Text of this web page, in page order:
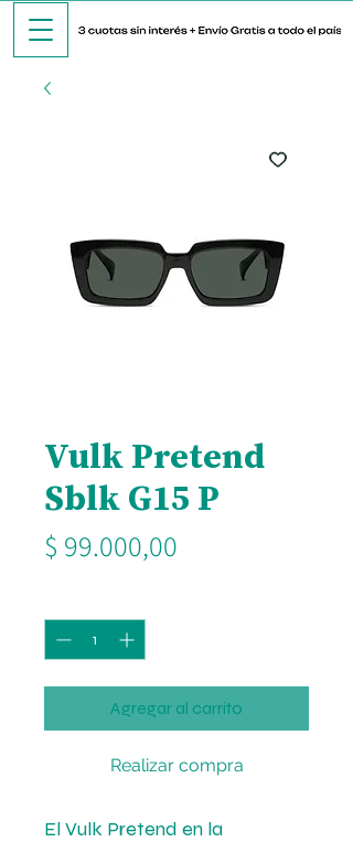
Vulk Pretend
Sblk G15 P
$ 99.000,00
Agregar al carrito
Realizar compra
El Vulk Pretend en la